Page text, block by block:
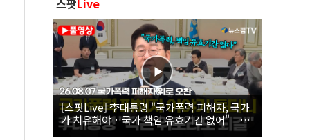
스팟Live
[스팟Live] 李대통령 "국가폭력 피해자, 국가
가 치유해야…국가 책임 유효기간 없어"｜
26.08.07 국가폭력 피해자 위로 오찬